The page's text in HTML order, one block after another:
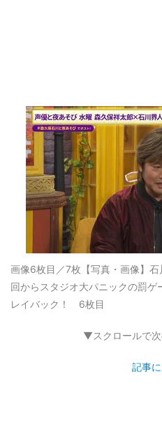
画像6枚目／7枚 【写真・画像】
回からスタジオ大パニックの罰
レイバック！ 6枚目
▼スクロールで
記事